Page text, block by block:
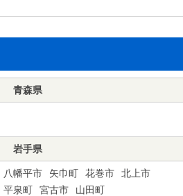
青森県
岩手県
八幡平市 矢巾町 花巻市
北上市
平泉町 宮古市 山田町